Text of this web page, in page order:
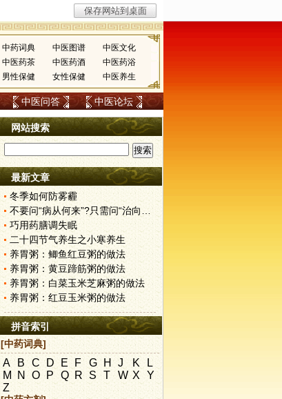
中药词典 中医图谱
中医文化
中医药茶 中医药酒
中医药浴
男性保健 女性保健 中医养生
中医问答 中医论坛
网站搜索
最新文章
冬季如何防雾霾
不要问“病从何来”?只需问“治向何去”?
巧用药膳调失眠
二十四节气养生之小寒养生
养胃粥：鲫鱼红豆粥的做法
养胃粥：黄豆蹄筋粥的做法
养胃粥：白菜玉米芝麻粥的做法
养胃粥：红豆玉米粥的做法
拼音索引
[中药词典]
A B C D E F G H J K
L
M N O P Q R S T W X
Y
Z